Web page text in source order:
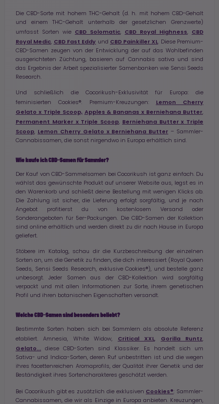
Die CBD-Sorte mit hohem THC-Gehalt (d. h. mit hohem CBD-Gehalt
und einem THC-Gehalt unterhalb der gesetzlichen Grenzwerte)
umfasst Sorten wie CBD Solomatic, CBD Royal Highness, CBD
Royal Medic, CBD Fast Eddy und CBD Painkiller XL. Diese Premium-
CBD-Samen zeugen von der Entwicklung der auf das Wohlbefinden
ausgerichteten Züchtung, basieren auf Cannabis sativa und sind
das Ergebnis der Arbeit spezialisierter Samenbanken wie Sensi Seeds
Research.
Und schließlich die Cocorikush-Exklusivität für Europa: die
feminisierten Cookies®. Premium-Kreuzungen:
Lemon Cherry
Gelato x Triple Scoop, Apples & Bananas x Berniehana Butter,
Permanent Marker x Triple Scoop, Berniehana Butter x Triple
Scoop, Lemon Cherry Gelato x Berniehana Butter – Sammler-
Cannabissamen, die sonst nirgendwo in Europa erhältlich sind.
Wie kaufe ich CBD-Samen für Sammler?
Der Kauf von CBD-Sammelsamen bei Cocorikush ist ganz einfach. Du
wählst das gewünschte Produkt auf unserer Website aus, legst es in
den Warenkorb und schließt deine Bestellung mit wenigen Klicks ab.
Die Zahlung ist sicher, die Lieferung erfolgt sorgfältig, und je nach
Angebot profitierst du von kostenlosem Versand oder
Sonderangeboten für 5er-Packungen. Die CBD-Samen der Kollektion
sind online erhältlich und werden direkt zu dir nach Hause in Europa
geliefert.
Stöbere im Katalog, schau dir die Kurzbeschreibung der einzelnen
Sorten an, um die Genetik zu finden, die dich interessiert (Royal Queen
Seeds, Sensi Seeds Research, exklusive Cookies®), und bestelle ganz
unbesorgt. Jeder Samen aus der CBD-Kollektion wird sorgfältig
verpackt und mit allen Informationen zur Sorte, ihrem genetischen
Profil und ihren botanischen Eigenschaften versandt.
Welche CBD-Samen sind besonders beliebt?
Bestimmte Sorten haben sich bei Sammlern als absolute Referenz
etabliert. Amnesia, White Widow,
Critical XXL, Gorilla Runtz,
Gelato... diese CBD-Sorten sind Klassiker. Es handelt sich um
Sativa- und Indica-Sorten, deren Ruf unbestritten ist und die wegen
ihres facettenreichen Aromaprofils, der Qualität ihrer Genetik und der
Beständigkeit ihres Sortencharakteres geschätzt werden.
Bei Cocorikush gibt es zusätzlich die exklusiven Cookies®: Sammler-
Cannabissamen, die wir als Einzige in Europa anbieten. Kreuzungen,